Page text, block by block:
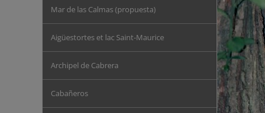
Mar de las Calmas (propuesta)
Aigüestortes et lac Saint-Maurice
Archipel de Cabrera
Cabañeros